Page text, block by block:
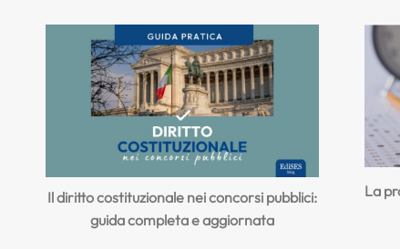
Il diritto costituzionale nei concorsi pubblici:
guida completa e aggiornata
La